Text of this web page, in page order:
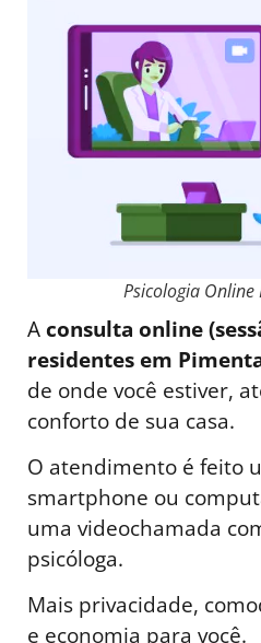
Psicologia Online
Aconsulta online
residentes em
de onde você estiver,
conforto de sua casa.
O atendimento é feito
smartphone ou
uma videochamada
psicóloga.
Mais privacidade,
e economia para você.